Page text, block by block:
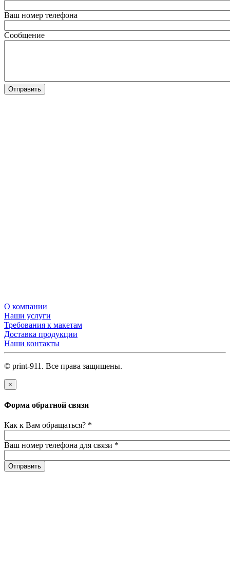
Ваш номер телефона
Сообщение
О компании
Наши услуги
Требования к макетам
Доставка продукции
Наши контакты
© print-911. Все права защищены.
×
Форма обратной связи
Как к Вам обращаться? *
Ваш номер телефона для связи *